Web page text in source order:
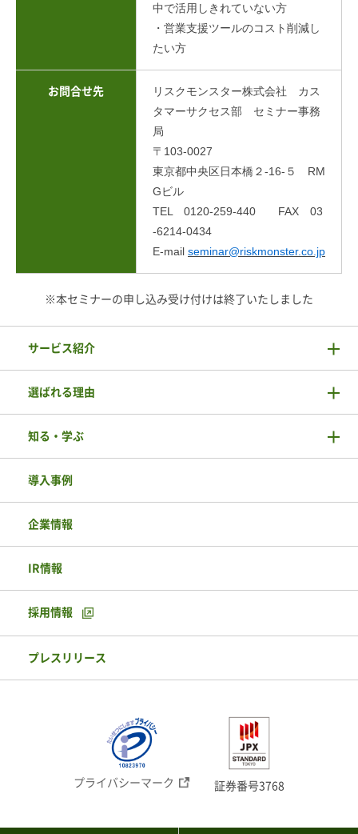
中で活用しきれていない方
・営業支援ツールのコスト削減し
たい方
お問合せ先
リスクモンスター株式会社 カス
タマーサクセス部 セミナー事務
局
〒103-0027
東京都中央区日本橋２-16-５ RM
Gビル
TEL 0120-259-440 FAX 03
-6214-0434
E-mail seminar@riskmonster.co.jp
※本セミナーの申し込み受け付けは終了いたしました
サービス紹介
選ばれる理由
知る・学ぶ
導入事例
企業情報
IR情報
採用情報
プレスリリース
プライバシーマーク 証券番号3768